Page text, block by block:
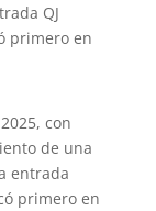
QJ
primero en
con
de una
entrada
primero en